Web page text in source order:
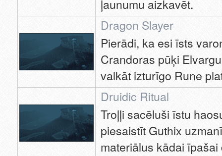
ļaunumu aizkavēt.
Dragon Slayer
Pierādi, ka esi īsts
Crandoras pūķi
valkāt izturīgo Rune
Druidic Ritual
Troļļi sacēluši īstu
piesaistīt Guthix
materiālus kādai īpašai